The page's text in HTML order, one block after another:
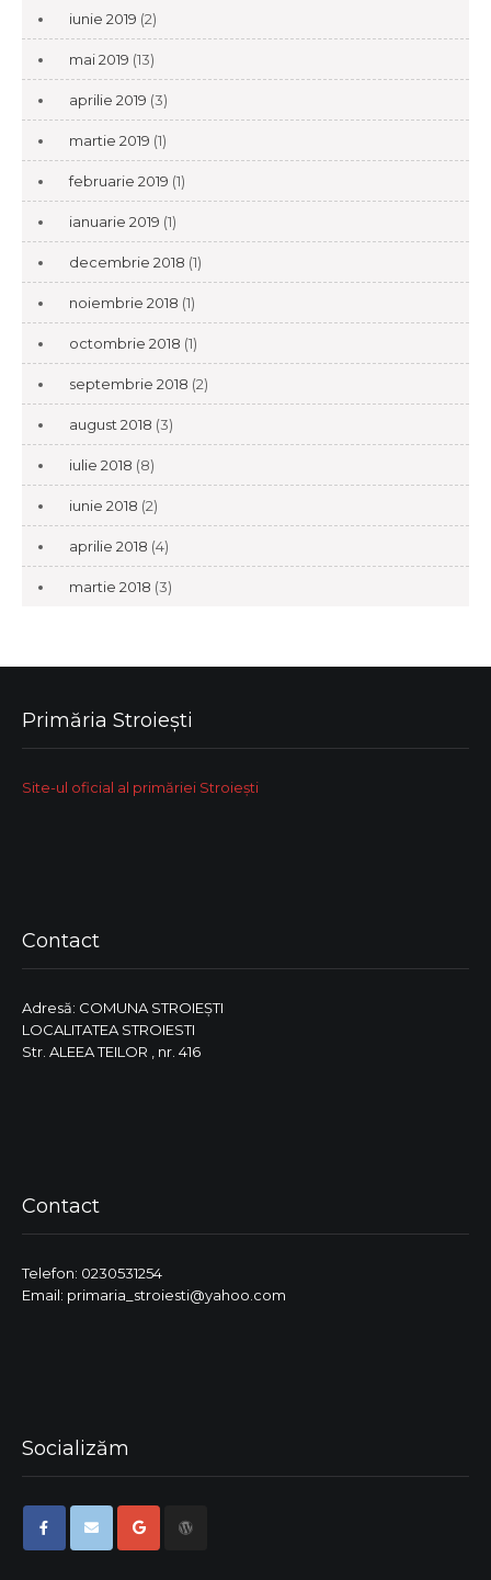
iunie 2019 (2)
mai 2019 (13)
aprilie 2019 (3)
martie 2019 (1)
februarie 2019 (1)
ianuarie 2019 (1)
decembrie 2018 (1)
noiembrie 2018 (1)
octombrie 2018 (1)
septembrie 2018 (2)
august 2018 (3)
iulie 2018 (8)
iunie 2018 (2)
aprilie 2018 (4)
martie 2018 (3)
Primăria Stroiești
Site-ul oficial al primăriei Stroiești
Contact
Adresă: COMUNA STROIEŞTI
LOCALITATEA STROIESTI
Str. ALEEA TEILOR , nr. 416
Contact
Telefon: 0230531254
Email: primaria_stroiesti@yahoo.com
Socializăm